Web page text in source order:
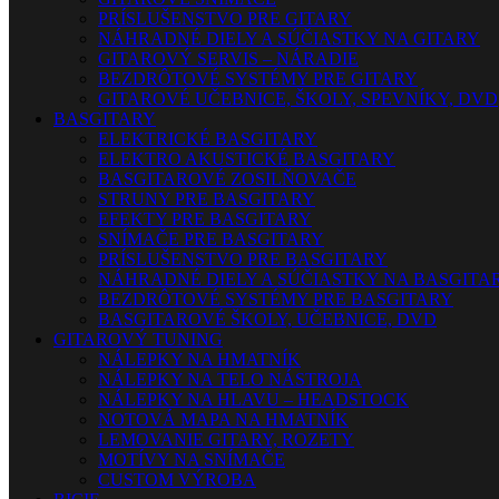
PRÍSLUŠENSTVO PRE GITARY
NÁHRADNÉ DIELY A SÚČIASTKY NA GITARY
GITAROVÝ SERVIS – NÁRADIE
BEZDRÔTOVÉ SYSTÉMY PRE GITARY
GITAROVÉ UČEBNICE, ŠKOLY, SPEVNÍKY, DVD
BASGITARY
ELEKTRICKÉ BASGITARY
ELEKTRO AKUSTICKÉ BASGITARY
BASGITAROVÉ ZOSILŇOVAČE
STRUNY PRE BASGITARY
EFEKTY PRE BASGITARY
SNÍMAČE PRE BASGITARY
PRÍSLUŠENSTVO PRE BASGITARY
NÁHRADNÉ DIELY A SÚČIASTKY NA
BEZDRÔTOVÉ SYSTÉMY PRE BASGITARY
BASGITAROVÉ ŠKOLY, UČEBNICE, DVD
GITAROVÝ TUNING
NÁLEPKY NA HMATNÍK
NÁLEPKY NA TELO NÁSTROJA
NÁLEPKY NA HLAVU – HEADSTOCK
NOTOVÁ MAPA NA HMATNÍK
LEMOVANIE GITARY, ROZETY
MOTÍVY NA SNÍMAČE
CUSTOM VÝROBA